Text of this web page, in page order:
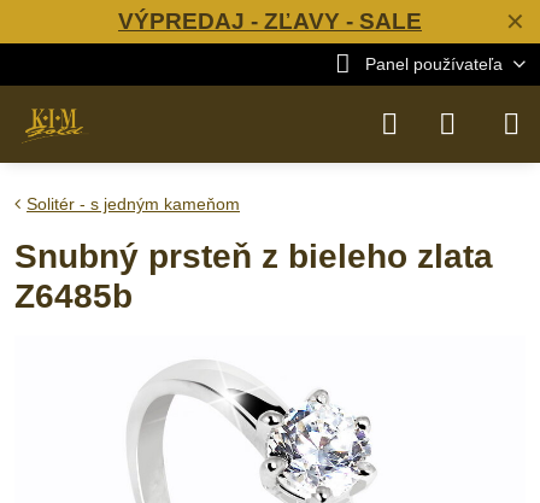
✕
VÝPREDAJ - ZĽAVY - SALE
Panel používateľa
Solitér - s jedným kameňom
Snubný prsteň z bieleho zlata
Z6485b